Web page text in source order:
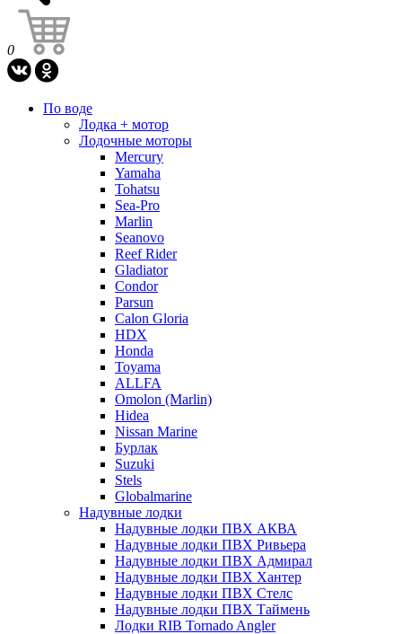
0
По воде
Лодка + мотор
Лодочные моторы
Mercury
Yamaha
Tohatsu
Sea-Pro
Marlin
Seanovo
Reef Rider
Gladiator
Condor
Parsun
Calon Gloria
HDX
Honda
Toyama
ALLFA
Omolon (Marlin)
Hidea
Nissan Marine
Бурлак
Suzuki
Stels
Globalmarine
Надувные лодки
Надувные лодки ПВХ АКВА
Надувные лодки ПВХ Ривьера
Надувные лодки ПВХ Адмирал
Надувные лодки ПВХ Хантер
Надувные лодки ПВХ Стелс
Надувные лодки ПВХ Таймень
Лодки RIB Tornado Angler